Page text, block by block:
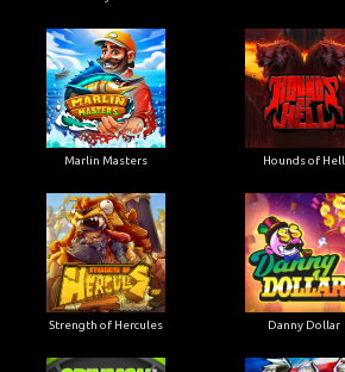
Marlin Masters Hounds of Hell
Strength of Hercules Danny Dollar